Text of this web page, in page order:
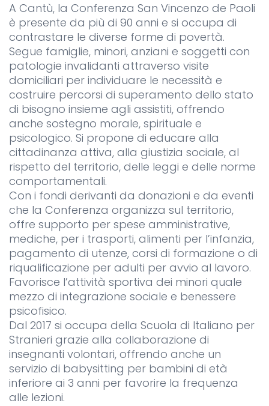
A Cantù, la Conferenza San Vincenzo de Paoli
è presente da più di 90 anni e si occupa di
contrastare le diverse forme di povertà.
Segue famiglie, minori, anziani e soggetti con
patologie invalidanti attraverso visite
domiciliari per individuare le necessità e
costruire percorsi di superamento dello stato
di bisogno insieme agli assistiti, offrendo
anche sostegno morale, spirituale e
psicologico. Si propone di educare alla
cittadinanza attiva, alla giustizia sociale, al
rispetto del territorio, delle leggi e delle norme
comportamentali.
Con i fondi derivanti da donazioni e da eventi
che la Conferenza organizza sul territorio,
offre supporto per spese amministrative,
mediche, per i trasporti, alimenti per l’infanzia,
pagamento di utenze, corsi di formazione o di
riqualificazione per adulti per avvio al lavoro.
Favorisce l’attività sportiva dei minori quale
mezzo di integrazione sociale e benessere
psicofisico.
Dal 2017 si occupa della Scuola di Italiano per
Stranieri grazie alla collaborazione di
insegnanti volontari, offrendo anche un
servizio di babysitting per bambini di età
inferiore ai 3 anni per favorire la frequenza
alle lezioni.